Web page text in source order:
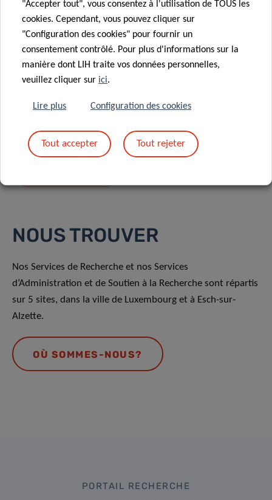
En envoyant votre message, vous acceptez
NOUS TROUVER
Nos Services de Recherche et nos Services
d’Administration et de Soutien à la Recherche sont répartis
sur 5 sites, dans la ville de Luxembourg et à Esch-sur-
Alzette.
OÙ SOMMES-NOUS?
PORTAIL RECHERCHE
"Accepter tout", vous consentez à l'utilisation de TOUS les
cookies. Cependant, vous pouvez cliquer sur
"Configuration des cookies" pour fournir un
consentement contrôlé. Pour plus d'informations sur la
manière dont LIH traite vos données personnelles,
veuillez cliquer sur ici.
Lire plus Configuration des cookies
Tout accepter Tout rejeter